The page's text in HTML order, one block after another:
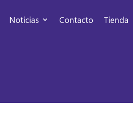
Noticias Contacto Tienda